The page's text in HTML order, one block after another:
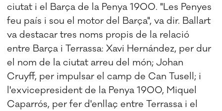
ciutat i el Barça de la Penya 1900. "Les Penyes
feu país i sou el motor del Barça", va dir. Ballart
va destacar tres noms propis de la relació
entre Barça i Terrassa: Xavi Hernández, per dur
el nom de la ciutat arreu del món; Johan
Cruyff, per impulsar el camp de Can Tusell; i
l'exvicepresident de la Penya 1900, Miquel
Caparrós, per fer d'enllaç entre Terrassa i el